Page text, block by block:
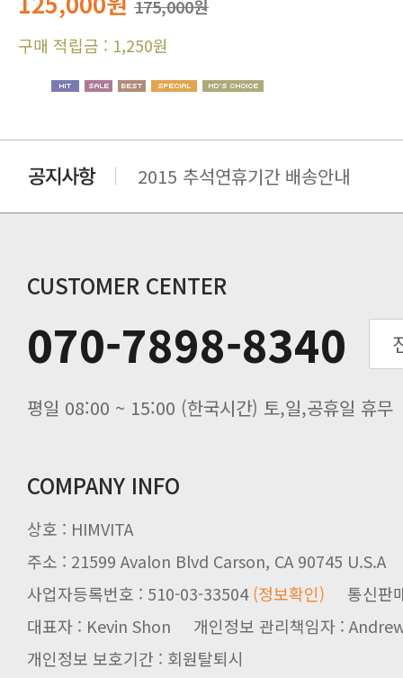
175,000원
구매 적립금 : 1,250원
2015 추석연휴기간 배송안내
추수감사절 배송안내
추석기간 배송안내
노동절(9월3일) 배송업무 안내
입금 고객님을 찾습니다.
CUSTOMER CENTER
070-7898-8340
평일 08:00 ~ 15:00 (한국시간) 토,일,공휴일 휴무
COMPANY INFO
상호 : HIMVITA
주소 : 21599 Avalon Blvd Carson, CA 90745 U.S.A
사업자등록번호 : 510-03-33504(정보확인) 통신판
대표자 : Kevin Shon 개인정보 관리책임자 :
개인정보 보호기간 : 회원탈퇴시